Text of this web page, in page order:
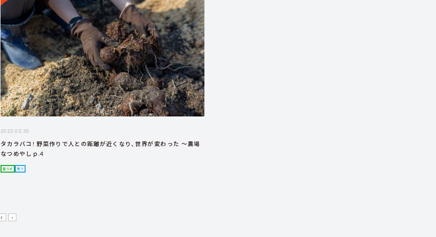
2022.03.30
タカラバコ! 野菜作りで人との距離が近くなり、世界が変わった ～農場
なつめやしｐ.4
暮らす 買う
2 »